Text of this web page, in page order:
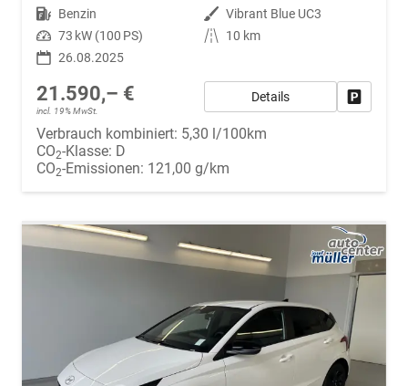
Kraftstoff Benzin Außenfarbe Vibrant Blue UC3
Leistung 73 kW (100 PS) Kilometerstand
10 km
26.08.2025
21.590,– €
incl. 19% MwSt.
Details
Verbrauch kombiniert: 5,30 l/100km
CO2-Klasse: D
CO2-Emissionen: 121,00 g/km